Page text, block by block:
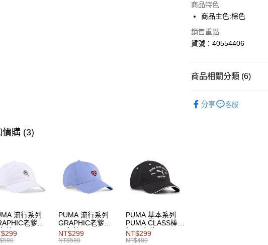
Apple Pay
街口支付
商品特色
商品主色:棕色
銷售重點
貨號：40554406
商品相關分類 (6)
分享 客服
價購 (3)
流行系列
老爹帽
共同
PUMA 流行系列
GRAPHIC老爹帽
男女共同
NT$299
NT$580
PUMA 基本系列
PUMA CLASS棒球
帽 男女共同
NT$299
NT$480